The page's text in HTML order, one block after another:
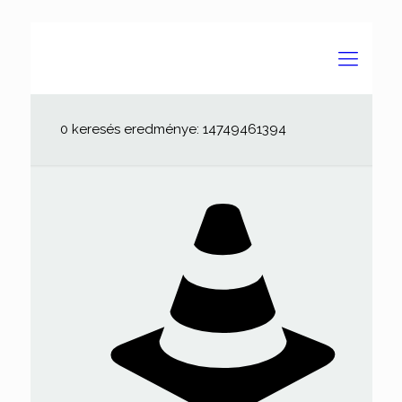
0 keresés eredménye: 14749461394